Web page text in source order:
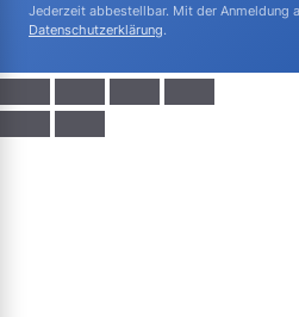
Jederzeit abbestellbar. Mit der Anmeldung
Datenschutzerklärung.